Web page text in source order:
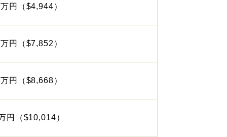
円（$4,944）
円（$7,852）
円（$8,668）
円（$10,014）